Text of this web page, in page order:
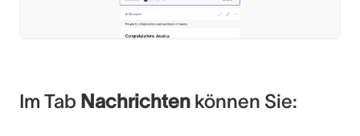
Im Tab Nachrichten können Sie: